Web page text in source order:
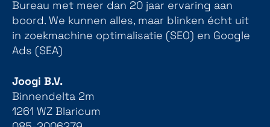
Bureau met meer dan 20 jaar ervaring aan
boord. We kunnen alles, maar blinken écht uit
in zoekmachine optimalisatie (SEO) en Google
Ads (SEA)
Joogi B.V.
Binnendelta 2m
1261 WZ Blaricum